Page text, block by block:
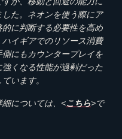
た。ネオンを使う際にア
に判断する必要性を高め
イギアでのリソース消費
にもカウンタープレイを
くなる性能が過剰だった
います。
については、<こちら>で